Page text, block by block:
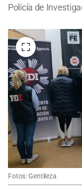
Policía de
Fotos: Gentileza